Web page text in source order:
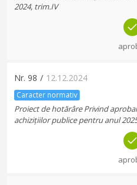
2024, trim.IV
Nr. 98 / 12.12.2024
Caracter normativ
Proiect de hotărâre Privind
achizițiilor publice pentru anul